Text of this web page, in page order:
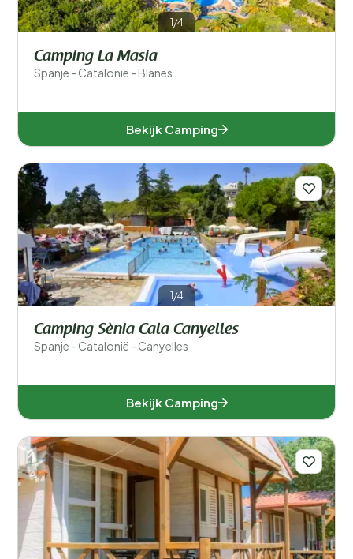
1/4
Camping La Masia
Spanje - Catalonië - Blanes
Bekijk Camping
1/4
Camping Sènia Cala Canyelles
Spanje - Catalonië - Canyelles
Bekijk Camping